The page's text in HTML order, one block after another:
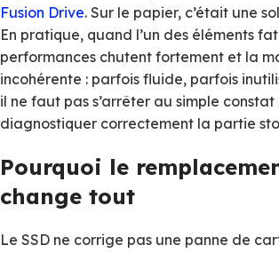
Fusion Drive. Sur le papier, c’était une
En pratique, quand l’un des éléments
performances chutent fortement et la
incohérente : parfois fluide, parfois
il ne faut pas s’arrêter au simple
diagnostiquer correctement la partie
Pourquoi le
change tout
Le SSD ne corrige pas une panne de